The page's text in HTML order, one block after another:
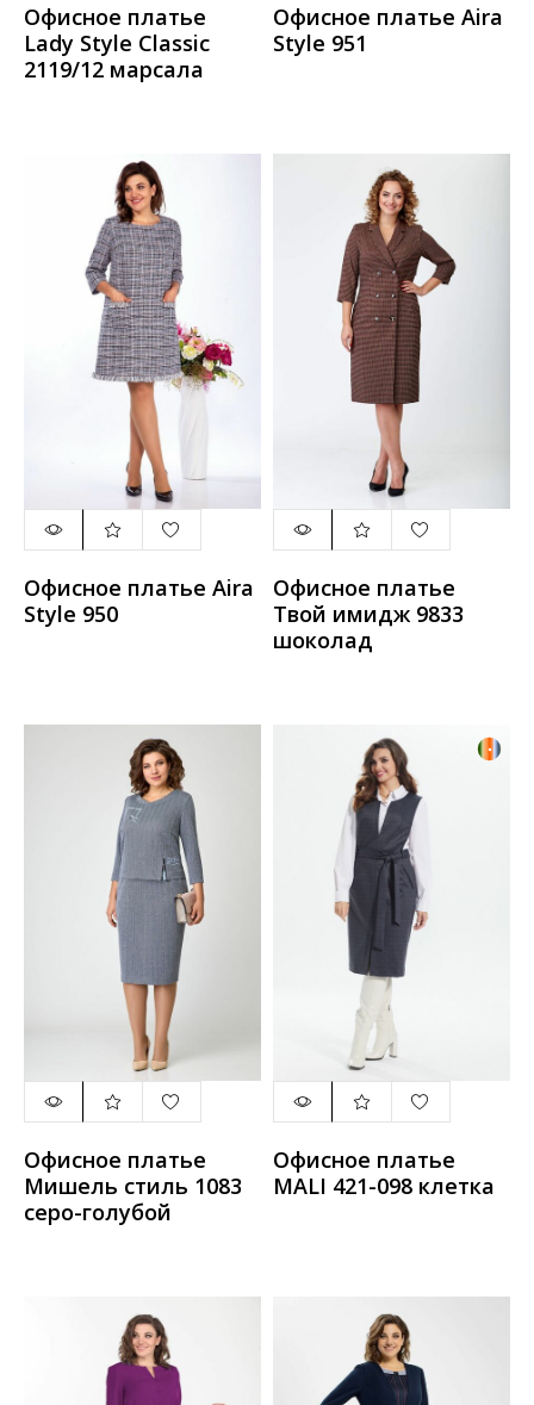
Офисное платье
Lady Style Classic
2119/12 марсала
Офисное платье Aira
Style 951
Офисное платье Aira
Style 950
Офисное платье
Твой имидж 9833
шоколад
Офисное платье
Мишель стиль 1083
серо-голубой
Офисное платье
MALI 421-098 клетка